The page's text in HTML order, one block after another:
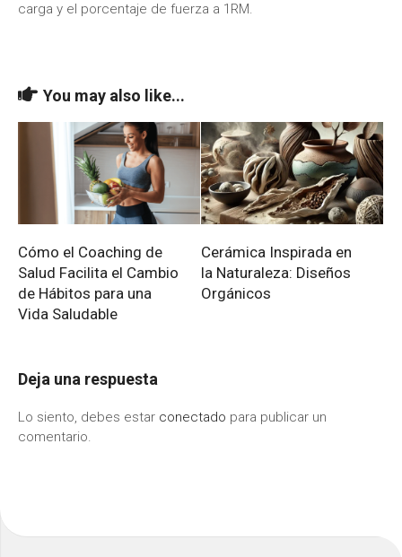
carga y el porcentaje de fuerza a 1RM.
You may also like...
Cómo el Coaching de
Salud Facilita el Cambio
de Hábitos para una
Vida Saludable
Cerámica Inspirada en
la Naturaleza: Diseños
Orgánicos
Deja una respuesta
Lo siento, debes estar conectado para publicar un
comentario.